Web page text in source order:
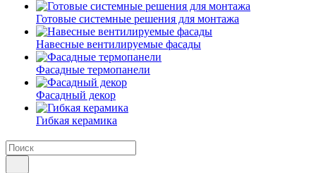
Готовые системные решения для монтажа
Навесные вентилируемые фасады
Фасадные термопанели
Фасадный декор
Гибкая керамика